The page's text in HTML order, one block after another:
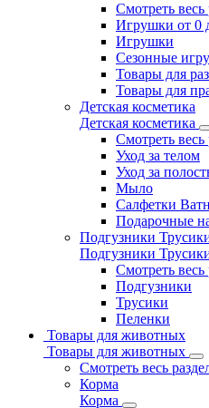
Смотреть весь
Игрушки от 0
Игрушки
Сезонные
Товары для
Товары для
Детская косметика
Детская косметика
Смотреть весь
Уход за телом
Уход за
Мыло
Салфетки
Подарочные
Подгузники
Подгузники
Смотреть весь
Подгузники
Трусики
Пеленки
Товары для животных
Товары для животных
Смотреть весь
Корма
Корма